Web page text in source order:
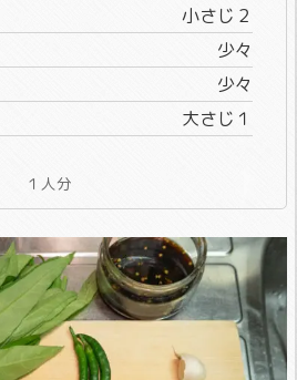
小さじ２
少々
少々
大さじ１
１人分